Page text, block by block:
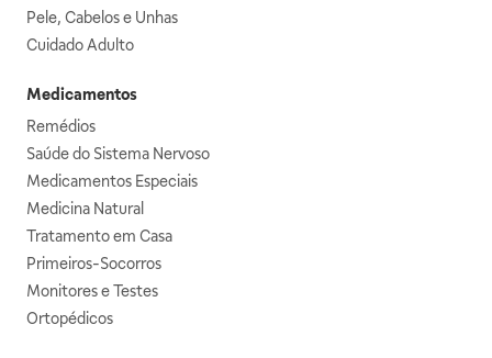
Pele, Cabelos e Unhas
Cuidado Adulto
Medicamentos
Remédios
Saúde do Sistema Nervoso
Medicamentos Especiais
Medicina Natural
Tratamento em Casa
Primeiros-Socorros
Monitores e Testes
Ortopédicos